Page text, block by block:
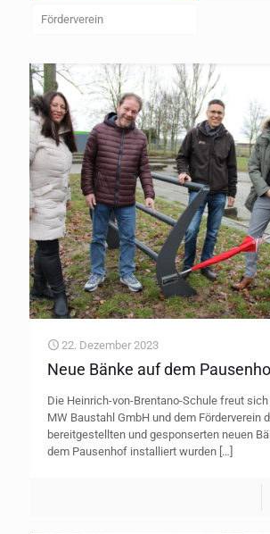
Förderverein
22. Dezember 2023
Neue Bänke auf dem
Die Heinrich-von-Brentano-Schule freut
MW Baustahl GmbH und dem Förderverein
bereitgestellten und gesponserten neuen
dem Pausenhof installiert wurden […]